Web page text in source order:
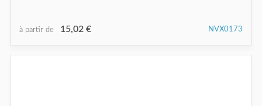
à partir de 15,02 € NVX0173